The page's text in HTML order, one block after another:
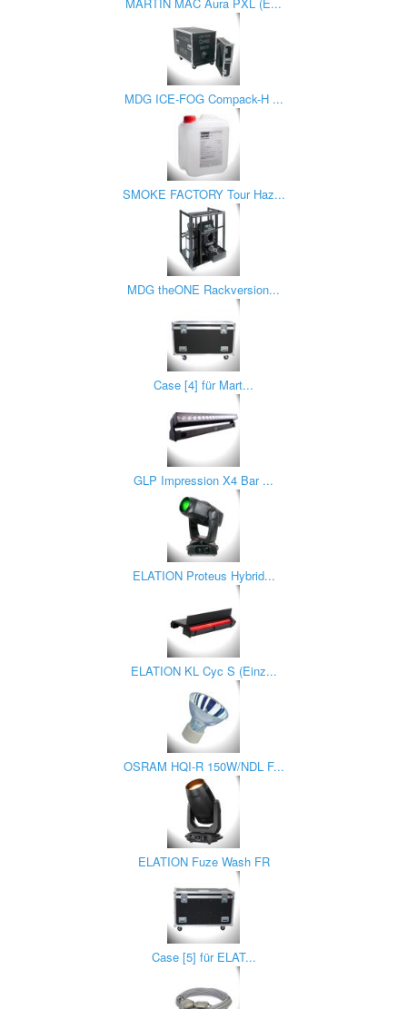
MDG ICE-FOG Compack-H ...
SMOKE FACTORY Tour Haz...
MDG theONE Rackversion...
Case [4] für Mart...
GLP Impression X4 Bar ...
ELATION Proteus Hybrid...
ELATION KL Cyc S (Einz...
OSRAM HQI-R 150W/NDL F...
ELATION Fuze Wash FR
Case [5] für ELAT...